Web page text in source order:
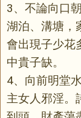
3、不論向口
湖泊、溝塘，
會出現子少花
中貴子缺。
4、向前明堂
主女人邪淫。